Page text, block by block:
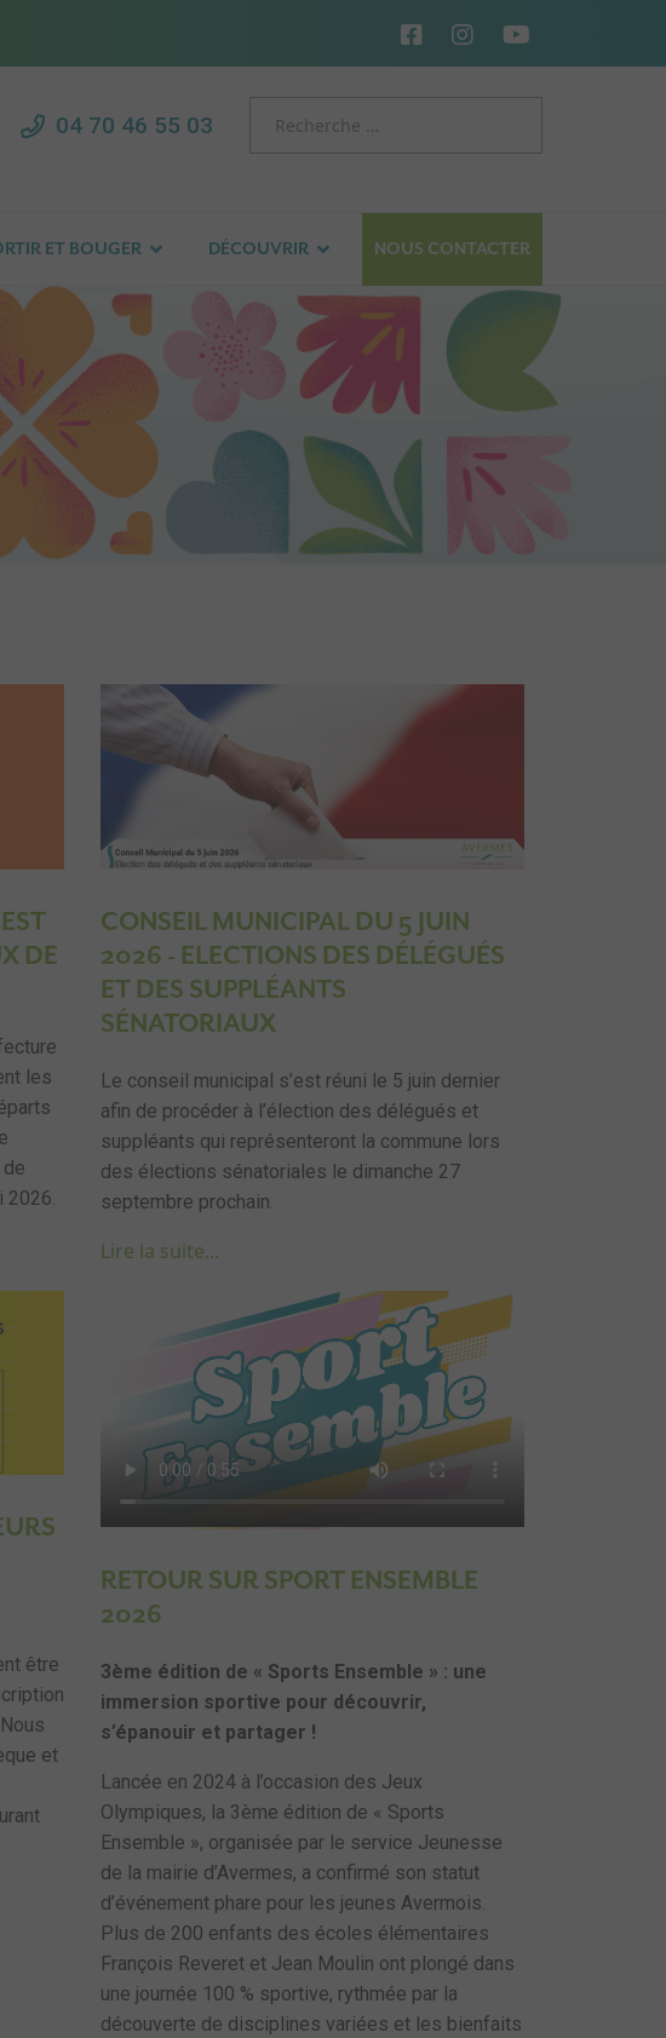
04 70 46 55 03
ET BOUGER DÉCOUVRIR NOUS CONTACTER
DE
les
2026.
CONSEIL MUNICIPAL DU 5 JUIN
2026 - ELECTIONS DES DÉLÉGUÉS
ET DES SUPPLÉANTS
SÉNATORIAUX
Le conseil municipal s’est réuni le 5 juin dernier
afin de procéder à l’élection des délégués et
suppléants qui représenteront la commune lors
des élections sénatoriales le dimanche 27
septembre prochain.
Lire la suite...
être
et
RETOUR SUR SPORT ENSEMBLE
2026
3ème édition de « Sports Ensemble » : une
immersion sportive pour découvrir,
s’épanouir et partager !
Lancée en 2024 à l’occasion des Jeux
Olympiques, la 3ème édition de « Sports
Ensemble », organisée par le service Jeunesse
de la mairie d’Avermes, a confirmé son statut
d’événement phare pour les jeunes Avermois.
Plus de 200 enfants des écoles élémentaires
François Reveret et Jean Moulin ont plongé dans
une journée 100 % sportive, rythmée par la
découverte de disciplines variées et les bienfaits